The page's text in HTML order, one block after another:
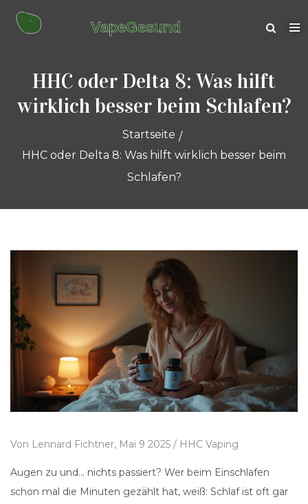
HHC oder Delta 8: Was hilft
wirklich besser beim Schlafen?
Startseite
HHC oder Delta 8: Was hilft wirklich besser beim
Schlafen?
Von Lennard Fichtner, Mai 9 2025 / HHC Vaping
Augen zu und... nichts passiert? Wer beim Einschlafen
schon mal die Minuten gezählt hat, weiß: Schlaf ist oft gar